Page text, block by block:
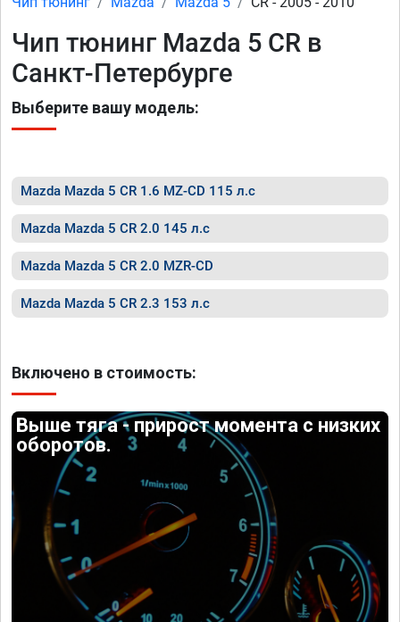
Чип тюнинг Mazda 5 CR в
Санкт-Петербурге
Выберите вашу модель:
Mazda Mazda 5 CR 1.6 MZ-CD 115 л.с
Mazda Mazda 5 CR 2.0 145 л.с
Mazda Mazda 5 CR 2.0 MZR-CD
Mazda Mazda 5 CR 2.3 153 л.с
Включено в стоимость:
Выше тяга - прирост момента с низких
оборотов.